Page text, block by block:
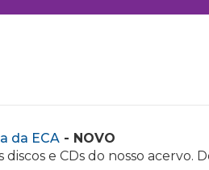
da ECA - NOVO
e CDs do nosso acervo.